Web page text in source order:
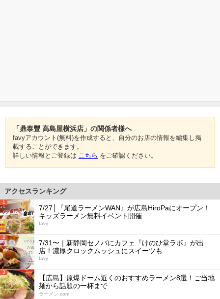
「鼎泰豐 高島屋横浜店」の関係者様へ
favyアカウント(無料)を作成すると、自分のお店の情報を編集し掲
載することができます。
詳しい情報とご登録は こちら をご確認ください。
アクセスランキング
1
7/27│『尾道ラーメンWAN』が広島HiroPaにオープン！
キッズラーメン無料イベント開催
favy
2
7/31〜｜新静岡セノバにカフェ『けのひ堂ラボ』が出
店！濃厚クロックムッシュにスイーツも
favy
3
【広島】原爆ドーム近くのおすすめラーメン8選！ご当地
麺から話題の一杯まで
ラーメン.com